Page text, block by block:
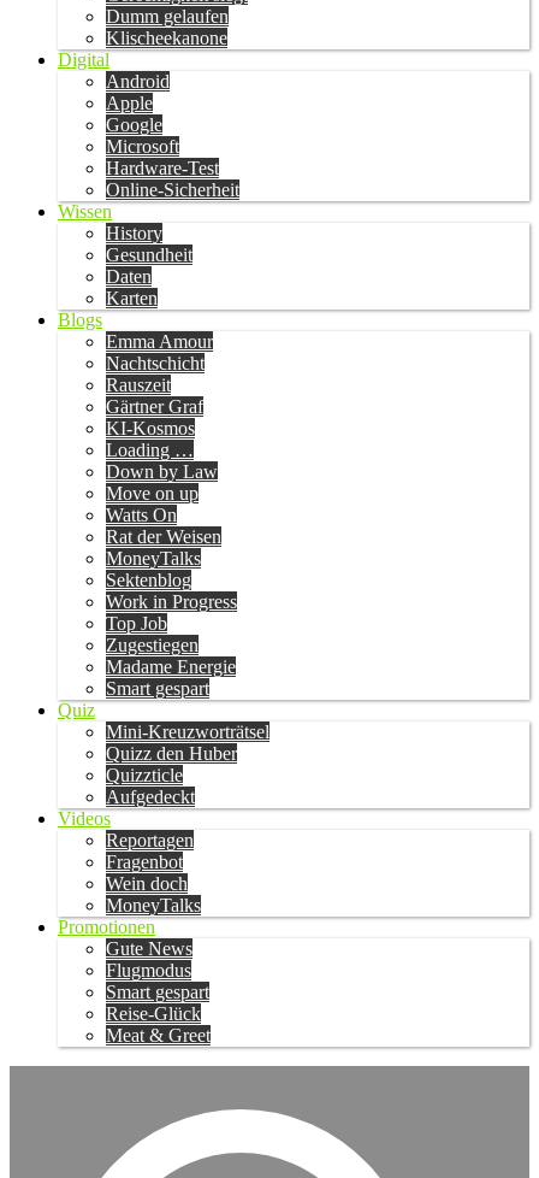
Dumm gelaufen
Klischeekanone
Digital
Android
Apple
Google
Microsoft
Hardware-Test
Online-Sicherheit
Wissen
History
Gesundheit
Daten
Karten
Blogs
Emma Amour
Nachtschicht
Rauszeit
Gärtner Graf
KI-Kosmos
Loading …
Down by Law
Move on up
Watts On
Rat der Weisen
MoneyTalks
Sektenblog
Work in Progress
Top Job
Zugestiegen
Madame Energie
Smart gespart
Quiz
Mini-Kreuzworträtsel
Quizz den Huber
Quizzticle
Aufgedeckt
Videos
Reportagen
Fragenbot
Wein doch
MoneyTalks
Promotionen
Gute News
Flugmodus
Smart gespart
Reise-Glück
Meat & Greet